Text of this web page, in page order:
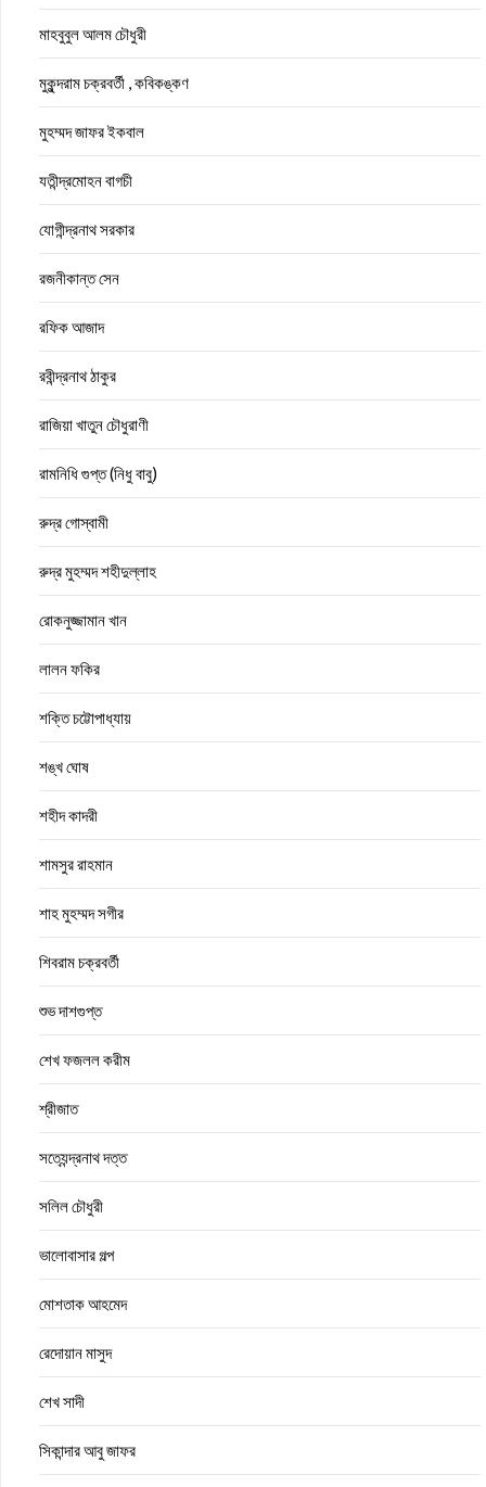
মাহবুবুল আলম চৌধুরী
মুকুন্দরাম চক্রবর্তী , কবিকঙ্কণ
মুহম্মদ জাফর ইকবাল
যতীন্দ্রমোহন বাগচী
যোগীন্দ্রনাথ সরকার
রজনীকান্ত সেন
রফিক আজাদ
রবীন্দ্রনাথ ঠাকুর
রাজিয়া খাতুন চৌধুরাণী
রামনিধি গুপ্ত (নিধু বাবু)
রুদ্র গোস্বামী
রুদ্র মুহম্মদ শহীদুল্লাহ
রোকনুজ্জামান খান
লালন ফকির
শক্তি চট্টোপাধ্যায়
শঙ্খ ঘোষ
শহীদ কাদরী
শামসুর রাহমান
শাহ মুহম্মদ সগীর
শিবরাম চক্রবর্তী
শুভ দাশগুপ্ত
শেখ ফজলল করীম
শ্রীজাত
সত্যেন্দ্রনাথ দত্ত
সলিল চৌধুরী
ভালোবাসার গল্প
মোশতাক আহমেদ
রেদোয়ান মাসুদ
শেখ সাদী
সিকান্দার আবু জাফর